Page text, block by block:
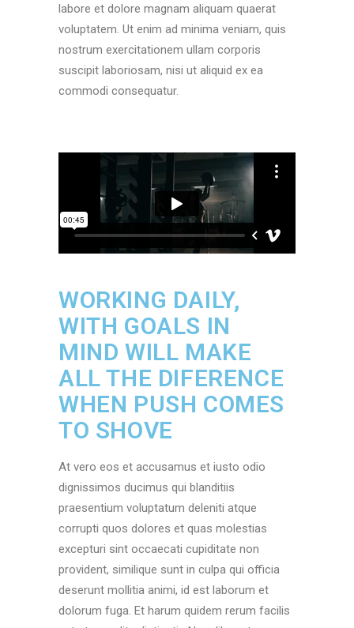
labore et dolore magnam aliquam quaerat
voluptatem. Ut enim ad minima veniam, quis
nostrum exercitationem ullam corporis
suscipit laboriosam, nisi ut aliquid ex ea
commodi consequatur.
WORKING DAILY,
WITH GOALS IN
MIND WILL MAKE
ALL THE DIFERENCE
WHEN PUSH COMES
TO SHOVE
At vero eos et accusamus et iusto odio
dignissimos ducimus qui blanditiis
praesentium voluptatum deleniti atque
corrupti quos dolores et quas molestias
excepturi sint occaecati cupiditate non
provident, similique sunt in culpa qui officia
deserunt mollitia animi, id est laborum et
dolorum fuga. Et harum quidem rerum facilis